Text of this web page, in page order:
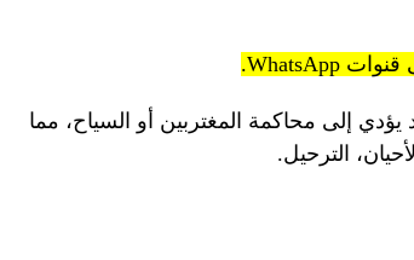
يؤدي إلى محاكمة المغتربين أو السياح، مما
الترحيل.